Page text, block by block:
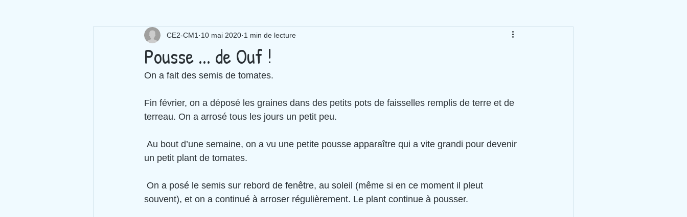
Pousse ... de Ouf !
CE2-CM1 10 mai 2020 1 min de lecture
On a fait des semis de tomates.
Fin février, on a déposé les graines dans des petits pots de faisselles remplis de terre et de
terreau. On a arrosé tous les jours un petit peu.
un petit plant de tomates.
souvent), et on a continué à arroser régulièrement. Le plant continue à pousser.